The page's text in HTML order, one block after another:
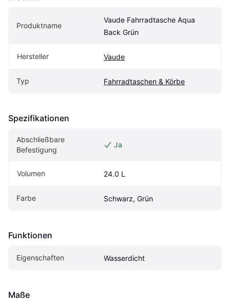
Produktname
Vaude Fahrradtasche Aqua
Back Grün
Hersteller Vaude
Typ Fahrradtaschen & Körbe
Spezifikationen
Abschließbare
Befestigung
Ja
Volumen 24.0 L
Farbe Schwarz, Grün
Funktionen
Eigen­schaften Wasserdicht
Maße